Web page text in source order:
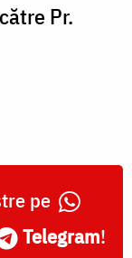
Pr.
pe
Telegram!